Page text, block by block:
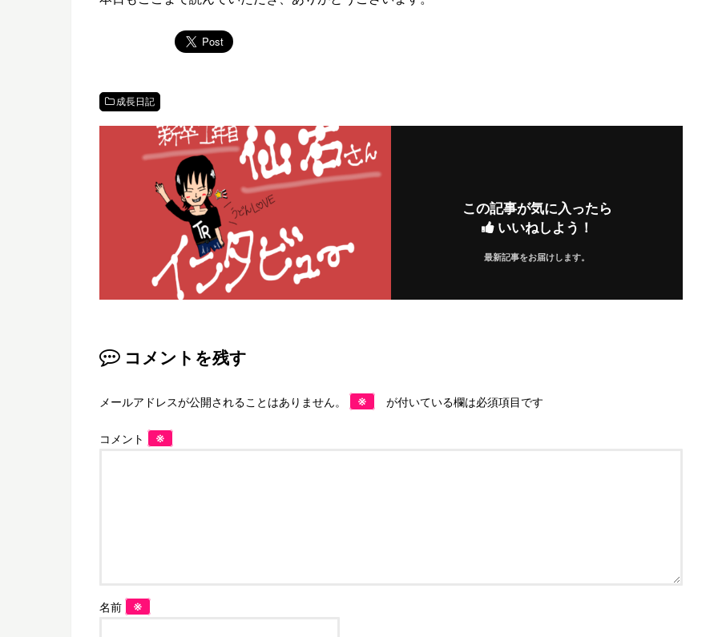
成長日記
この記事が気に入ったら
いいねしよう！
最新記事をお届けします。
コメントを残す
メールアドレスが公開されることはありません。 ※ が付いている欄は必須項目です
コメント ※
名前 ※